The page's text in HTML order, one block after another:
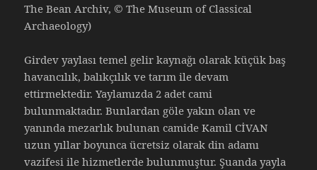
The Bean Archiv, © The Museum of Classical
Archaeology)
Girdev yaylası temel gelir kaynağı olarak küçük baş
havancılık, balıkçılık ve tarım ile devam
ettirmektedir. Yaylamızda 2 adet cami
bulunmaktadır. Bunlardan göle yakın olan ve
yanında mezarlık bulunan camide Kamil CİVAN
uzun yıllar boyunca ücretsiz olarak din adamı
vazifesi ile hizmetlerde bulunmuştur. Şuanda yayla